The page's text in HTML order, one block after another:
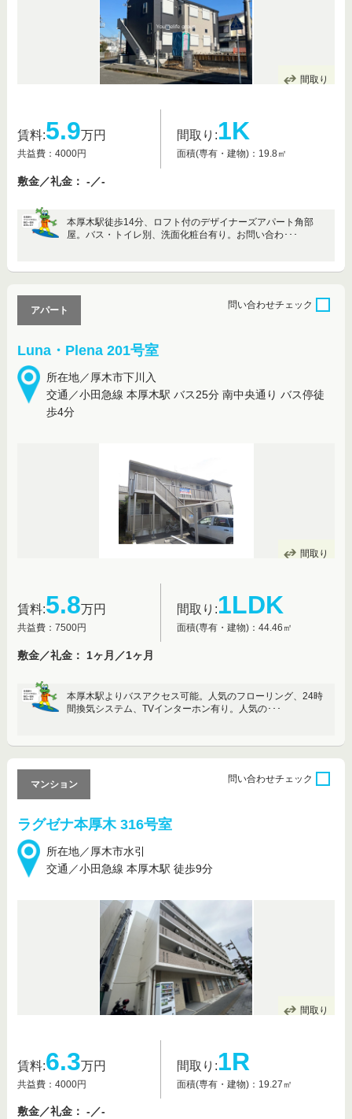
間取り
賃料:5.9万円
共益費：4000円
間取り:1K
面積(専有・建物)：19.8㎡
敷金／礼金： -／-
本厚木駅徒歩14分、ロフト付のデザイナーズアパート角部
屋。バス・トイレ別、洗面化粧台有り。お問い合わ･･･
Luna・Plena 201号室
所在地／厚木市下川入
交通／小田急線 本厚木駅 バス25分 南中央通り バス停徒
歩4分
アパート
問い合わせチェック
間取り
賃料:5.8万円
共益費：7500円
間取り:1LDK
面積(専有・建物)：44.46㎡
敷金／礼金： 1ヶ月／1ヶ月
本厚木駅よりバスアクセス可能。人気のフローリング、24時
間換気システム、TVインターホン有り。人気の･･･
ラグゼナ本厚木 316号室
所在地／厚木市水引
交通／小田急線 本厚木駅 徒歩9分
マンション
問い合わせチェック
間取り
賃料:6.3万円
共益費：4000円
間取り:1R
面積(専有・建物)：19.27㎡
敷金／礼金： -／-